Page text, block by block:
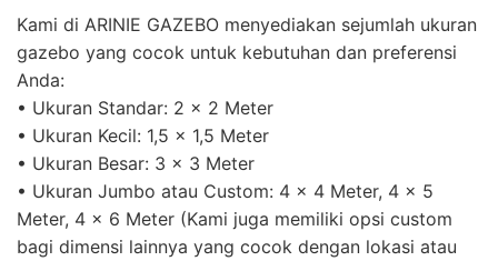
Kami di ARINIE GAZEBO menyediakan sejumlah ukuran
gazebo yang cocok untuk kebutuhan dan preferensi
Anda:
• Ukuran Standar: 2 x 2 Meter
• Ukuran Kecil: 1,5 x 1,5 Meter
• Ukuran Besar: 3 x 3 Meter
• Ukuran Jumbo atau Custom: 4 x 4 Meter, 4 x 5
Meter, 4 x 6 Meter (Kami juga memiliki opsi custom
bagi dimensi lainnya yang cocok dengan lokasi atau